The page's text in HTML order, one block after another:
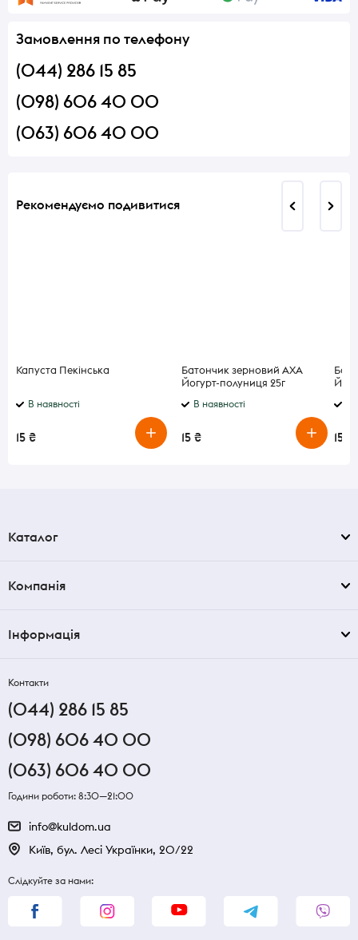
Замовлення по телефону
(044) 286 15 85
(098) 606 40 00
(063) 606 40 00
Рекомендуємо подивитися
Капуста Пекінська
В наявності
15 ₴
Батончик зерновий АХА
Йогурт-полуниця 25г
В наявності
15 ₴ 15 ₴
Каталог
Компанія
Інформація
Контакти
(044) 286 15 85
(098) 606 40 00
(063) 606 40 00
Години роботи: 8:30—21:00
info@kuldom.ua
Київ, бул. Лесі Українки, 20/22
Слідкуйте за нами: